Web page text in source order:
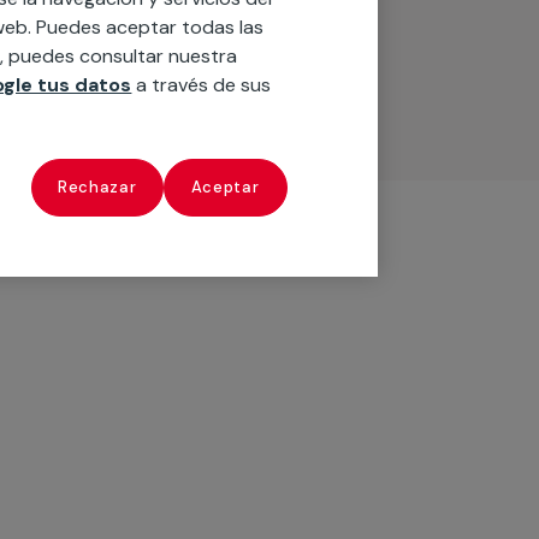
Puedes aceptar todas las
puedes consultar nuestra
tus datos a través de sus
Rechazar Aceptar